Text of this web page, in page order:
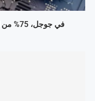
في جوجل، 75% من الكود مولّد بالذكاء الاصطناعي